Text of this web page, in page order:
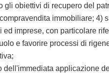
gli obiettivi di recupero del
immobiliare; 4)
imprese, con particolare
e favorire processi di
dell'immediata applicazione